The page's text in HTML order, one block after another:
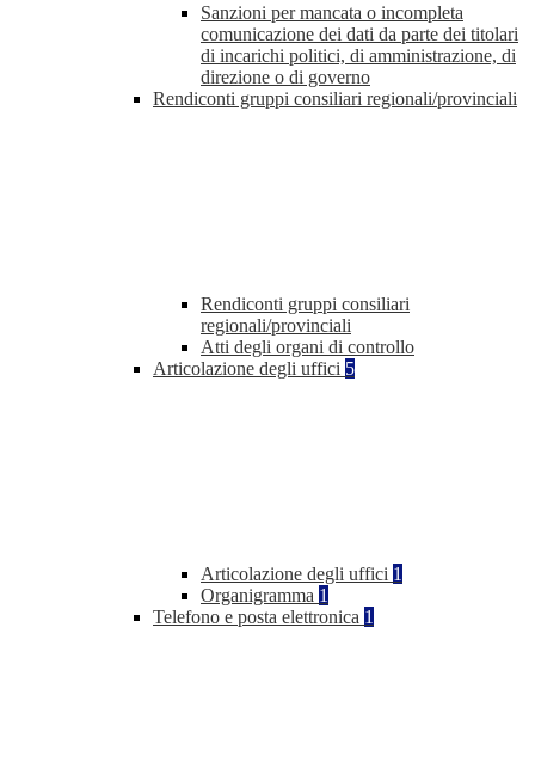
Sanzioni per mancata o incompleta
comunicazione dei dati da parte dei titolari
di incarichi politici, di amministrazione, di
direzione o di governo
Rendiconti gruppi consiliari regionali/provinciali
Rendiconti gruppi consiliari
regionali/provinciali
Atti degli organi di controllo
Articolazione degli uffici 5
Articolazione degli uffici 1
Organigramma 1
Telefono e posta elettronica 1